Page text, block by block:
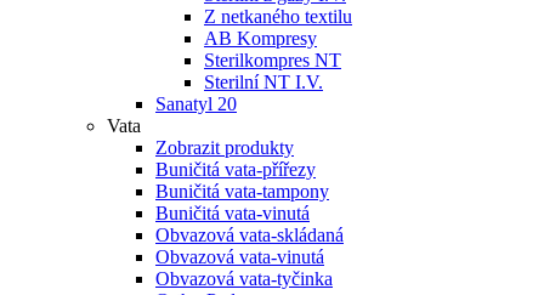
Z netkaného textilu
AB Kompresy
Sterilkompres NT
Sterilní NT I.V.
Sanatyl 20
Vata
Zobrazit produkty
Buničitá vata-přířezy
Buničitá vata-tampony
Buničitá vata-vinutá
Obvazová vata-skládaná
Obvazová vata-vinutá
Obvazová vata-tyčinka